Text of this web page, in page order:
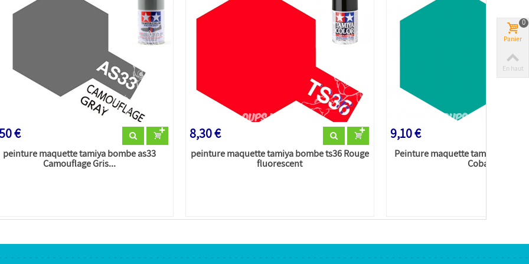
€
peinture maquette tamiya bombe as33
Camouflage Gris...
8,30 €
peinture maquette tamiya bombe ts36 Rouge
fluorescent
9,10 €
Peinture maquette tamiya bombe
Cobalt
Panier
0
En haut